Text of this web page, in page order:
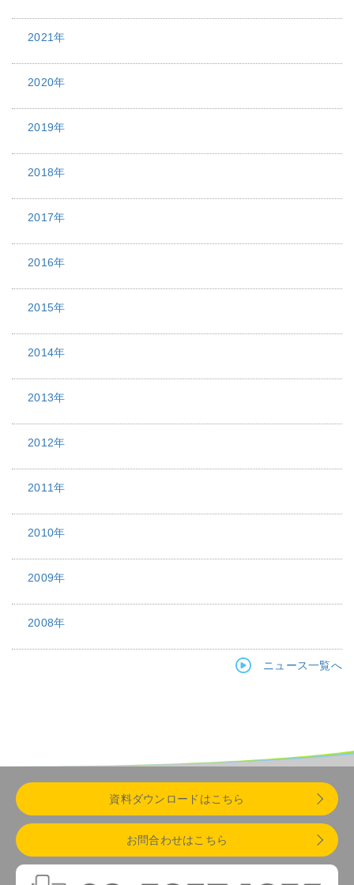
2021年
2020年
2019年
2018年
2017年
2016年
2015年
2014年
2013年
2012年
2011年
2010年
2009年
2008年
ニュース一覧へ
資料ダウンロードはこちら
お問合わせはこちら